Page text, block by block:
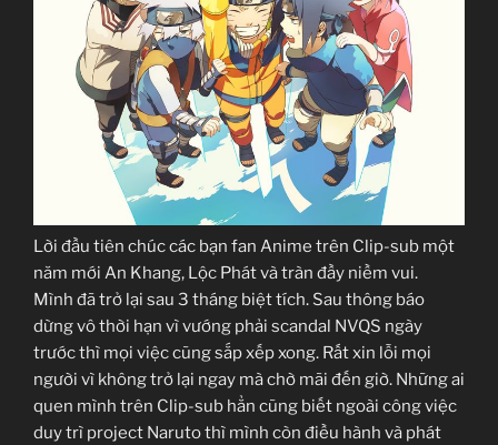
Lời đầu tiên chúc các bạn fan Anime trên Clip-sub một
năm mới An Khang, Lộc Phát và tràn đầy niềm vui.
Mình đã trở lại sau 3 tháng biệt tích. Sau thông báo
dừng vô thời hạn vì vướng phải scandal NVQS ngày
trước thì mọi việc cũng sắp xếp xong. Rất xin lỗi mọi
người vì không trở lại ngay mà chờ mãi đến giờ. Những ai
quen mình trên Clip-sub hẳn cũng biết ngoài công việc
duy trì project Naruto thì mình còn điều hành và phát